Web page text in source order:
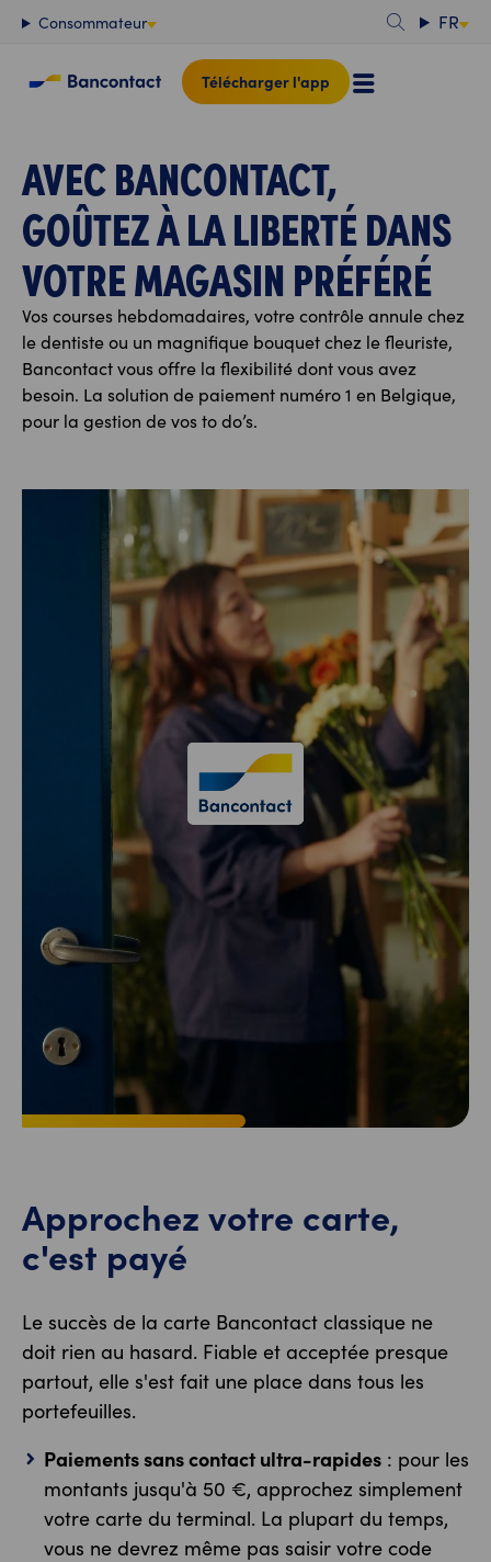
Contenu
Consommateur FR
Télécharger l'app
AVEC BANCONTACT,
GOÛTEZ À LA LIBERTÉ DANS
VOTRE MAGASIN PRÉFÉRÉ
Vos courses hebdomadaires, votre contrôle annule chez
le dentiste ou un magnifique bouquet chez le fleuriste,
Bancontact vous offre la flexibilité dont vous avez
besoin. La solution de paiement numéro 1 en Belgique,
pour la gestion de vos to do’s.
Approchez votre carte,
c'est payé
Le succès de la carte Bancontact classique ne
doit rien au hasard. Fiable et acceptée presque
partout, elle s'est fait une place dans tous les
portefeuilles.
Paiements sans contact ultra-rapides : pour les
montants jusqu'à 50 €, approchez simplement
votre carte du terminal. La plupart du temps,
vous ne devrez même pas saisir votre code